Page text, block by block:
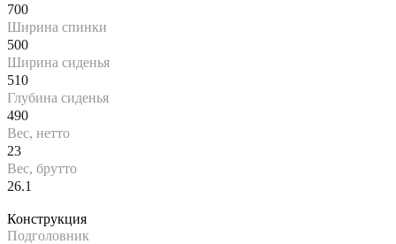
700
Ширина спинки
500
Ширина сиденья
510
Глубина сиденья
490
Вес, нетто
23
Вес, брутто
26.1
Конструкция
Подголовник